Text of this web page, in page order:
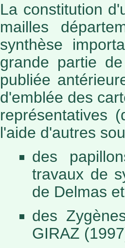
La constitution
mailles
synthèse
grande partie
publiée
d'emblée des
représentatives
l'aide d'autres
des
travaux de
de Delmas
des
GIRAZ